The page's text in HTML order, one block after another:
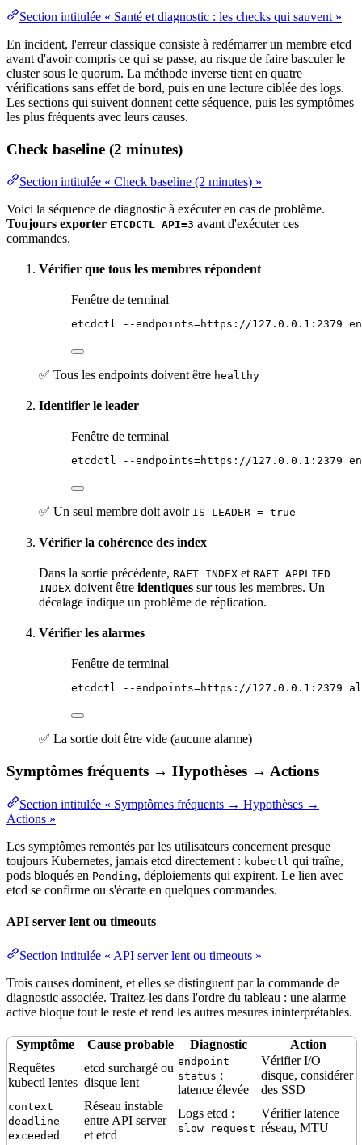
Section intitulée « Santé et diagnostic : les checks qui sauvent »
En incident, l'erreur classique consiste à redémarrer un membre etcd
avant d'avoir compris ce qui se passe, au risque de faire basculer le
cluster sous le quorum. La méthode inverse tient en quatre
vérifications sans effet de bord, puis en une lecture ciblée des logs.
Les sections qui suivent donnent cette séquence, puis les symptômes
les plus fréquents avec leurs causes.
Check baseline (2 minutes)
Section intitulée « Check baseline (2 minutes) »
Voici la séquence de diagnostic à exécuter en cas de problème.
Toujours exporter ETCDCTL_API=3 avant d'exécuter ces
commandes.
Vérifier que tous les membres répondent
Fenêtre de terminal
etcdctl --endpoints=https://127.0.0.1:2379
✅ Tous les endpoints doivent être healthy
Identifier le leader
Fenêtre de terminal
etcdctl --endpoints=https://127.0.0.1:2379
✅ Un seul membre doit avoir IS LEADER = true
Vérifier la cohérence des index
Dans la sortie précédente, RAFT INDEX et RAFT APPLIED
INDEX doivent être identiques sur tous les membres. Un
décalage indique un problème de réplication.
Vérifier les alarmes
Fenêtre de terminal
etcdctl --endpoints=https://127.0.0.1:2379
✅ La sortie doit être vide (aucune alarme)
Symptômes fréquents → Hypothèses → Actions
Section intitulée « Symptômes fréquents → Hypothèses →
Actions »
Les symptômes remontés par les utilisateurs concernent presque
toujours Kubernetes, jamais etcd directement : kubectl qui traîne,
pods bloqués en Pending, déploiements qui expirent. Le lien avec
etcd se confirme ou s'écarte en quelques commandes.
API server lent ou timeouts
Section intitulée « API server lent ou timeouts »
Trois causes dominent, et elles se distinguent par la commande de
diagnostic associée. Traitez-les dans l'ordre du tableau : une alarme
active bloque tout le reste et rend les autres mesures ininterprétables.
Symptôme Cause probable Diagnostic
Action
Requêtes
kubectl lentes
etcd surchargé ou
disque lent
endpoint
status :
latence élevée
Vérifier I/O
disque, considérer
des SSD
context
deadline
exceeded
Réseau instable
entre API server
et etcd
Logs etcd :
slow request
Vérifierlatence
réseau, MTU